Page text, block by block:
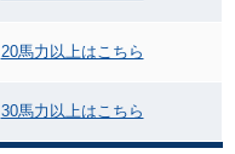
20馬力以上はこちら
30馬力以上はこちら